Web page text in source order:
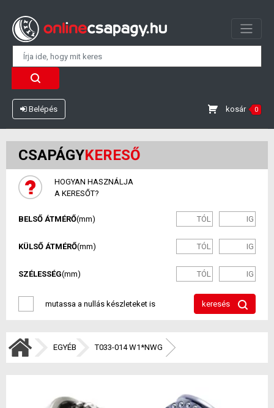
Belépés kosár 0
CSAPÁGYKERESŐ
HOGYAN HASZNÁLJA
A KERESŐT?
BELSŐ ÁTMÉRŐ(mm)
KÜLSŐ ÁTMÉRŐ(mm)
SZÉLESSÉG(mm)
mutassa a nullás készleteket is keresés
EGYÉB T033-014 W1*NWG